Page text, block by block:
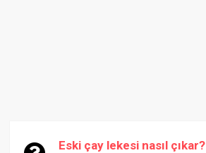
Eski çay lekesi nasıl çıkar?